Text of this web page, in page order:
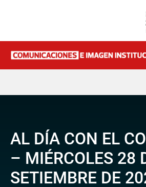
AL DÍA CON EL
– MIÉRCOLES 28
SETIEMBRE DE